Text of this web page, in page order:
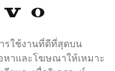
Bright MY 25
รใช้งานที่ดีที่สุดบน
หาและโฆษณาให้เหมาะ